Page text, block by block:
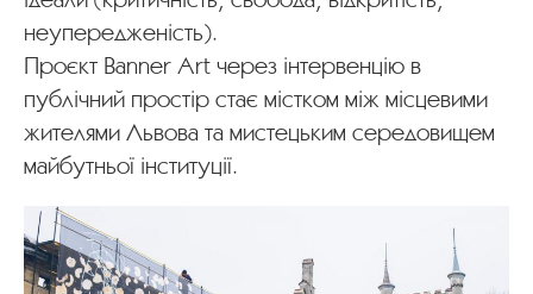
неупередженість).
Проєкт Banner Art через інтервенцію в
публічний простір стає містком між місцевими
жителями Львова та мистецьким середовищем
майбутньої інституції.